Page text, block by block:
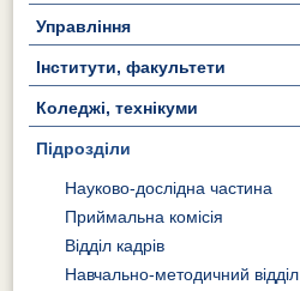
Управління
Інститути, факультети
Коледжі, технікуми
Підрозділи
Науково-дослідна частина
Приймальна комісія
Відділ кадрів
Навчально-методичний відділ